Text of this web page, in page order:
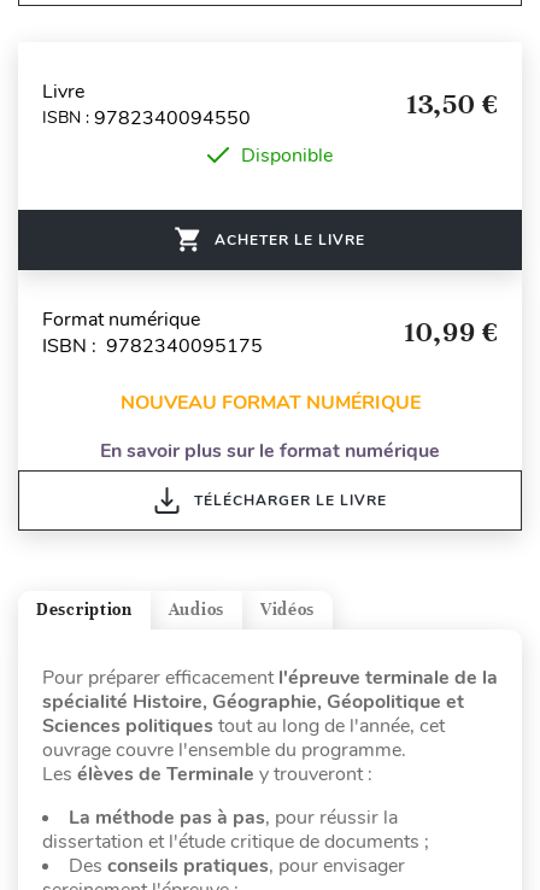
Livre
ISBN : 9782340094550 13,50 €
Disponible
ACHETER LE LIVRE
Format numérique
ISBN : 9782340095175
10,99 €
NOUVEAU FORMAT NUMÉRIQUE
En savoir plus sur le format numérique
TÉLÉCHARGER LE LIVRE
Vidéos
Audios
Description
Pour préparer efficacementl'épreuve terminale de la
spécialité Histoire, Géographie, Géopolitique et
Sciences politiques tout au long de l'année, cet
ouvrage couvre l'ensemble du programme.
Les élèves de Terminale y trouveront :
La méthode pas à pas, pour réussir la
dissertation et l'étude critique de documents ;
Des conseils pratiques, pour envisager